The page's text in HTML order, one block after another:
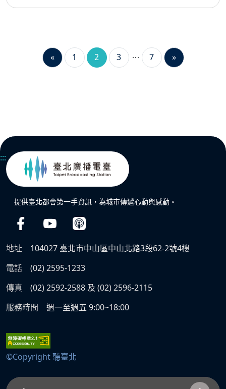
« 1 2 3 7 »
:::
提供臺北都會第一手資訊，為城市傳遞心動與感動。
地址
104027 臺北市中山區中山北路3段62-2號4樓
電話
(02) 2595-1233
傳真
(02) 2592-2588 及 (02) 2596-2115
服務時間
週一至週五 9:00~18:00
©Copyright 聽臺北